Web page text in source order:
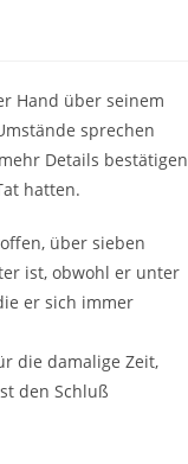
Hand über seinem
sprechen
Details bestätigen
hatten.
über sieben
ist, obwohl er unter
er sich immer
die damalige Zeit,
den Schluß